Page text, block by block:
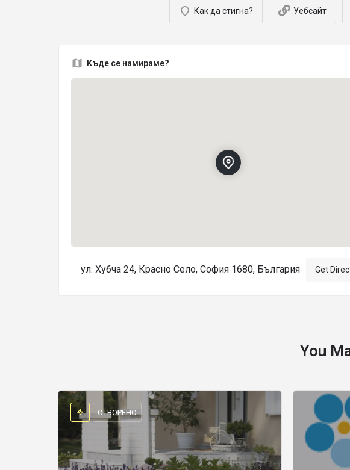
Как да стигна? Уебсайт
Къде се намираме?
ул. Хубча 24, Красно Село, София 1680, България Get
You
ОТВОРЕНО